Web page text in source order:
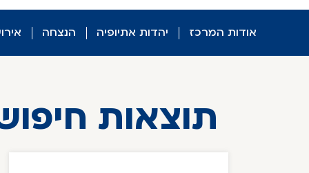
אודות המרכז יהדות אתיופיה הנצחה
תוצאות